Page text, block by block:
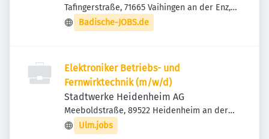
Tafingerstraße, 71665 Vaihingen an der Enz,
Deutschland
Badische-JOBS.de
Elektroniker Betriebs- und
Fernwirktechnik (m/w/d)
Stadtwerke Heidenheim AG
Meeboldstraße, 89522 Heidenheim an der
Brenz, Deutschland
Ulm.jobs